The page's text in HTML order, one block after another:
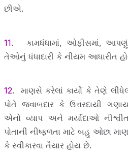
છીએ.
11. કામધંધામાં, ઓફીસમાં, આપણું
તેઓનું ધંધાદારી કે નીયમ આધારીત
12. માણસે કરેલાં કાર્યો કે તેણે
પોતે જવાબદાર કે ઉત્તરદાયી
એનો વ્યાપ અને મર્યાદાઓ
પોતાની નીષ્ફળતા માટે બહુ ઓછા
કે સ્વીકારવા તૈયાર હોય છે.